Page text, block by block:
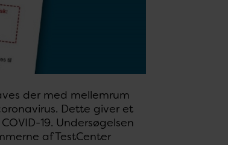
der med mellemrum
Dette giver et
19. Undersøgelsen
af TestCenter